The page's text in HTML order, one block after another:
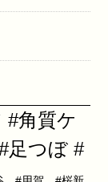
角質ケ
足つぼ #